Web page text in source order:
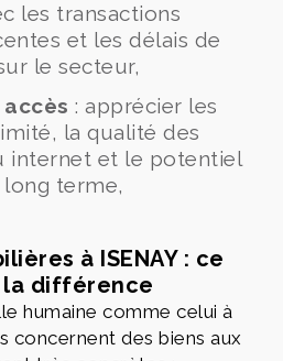
les transactions
et les délais de
le secteur,
: apprécier les
la qualité des
internet et le potentiel
terme,
à ISENAY : ce
différence
humaine comme celui à
concernent des biens aux